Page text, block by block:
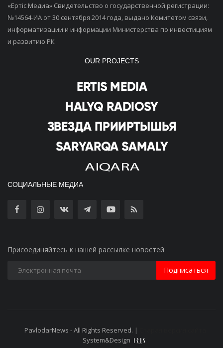
«Ертiс Медиа» Свидетельство о государственной регистрации:
№14564-ИА от 30 сентября 2014 года, выдано Комитетом связи,
информатизации и информации Министерства по инвестициям
и развитию РК
OUR PROJECTS
СОЦИАЛЬНЫЕ МЕДИА
Присоединяйтесь к нашей рассылке новостей
Подписаться
PavlodarNews - All Rights Reserved. |
System&Design